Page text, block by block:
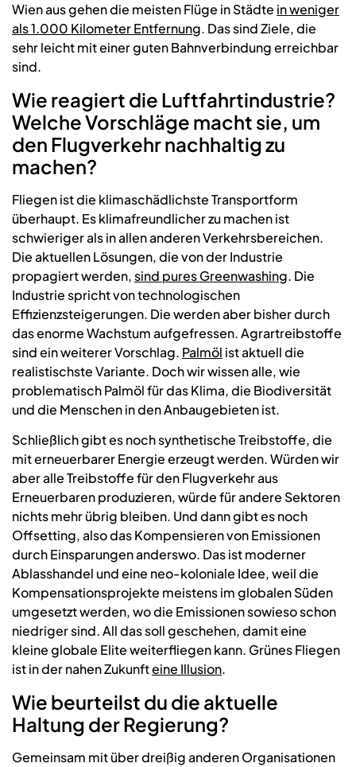
Wien aus gehen die meisten Flüge in Städte in weniger
als 1.000 Kilometer Entfernung. Das sind Ziele, die
sehr leicht mit einer guten Bahnverbindung erreichbar
sind.
Wie reagiert die Luftfahrtindustrie?
Welche Vorschläge macht sie, um
den Flugverkehr nachhaltig zu
machen?
Fliegen ist die klimaschädlichste Transportform
überhaupt. Es klimafreundlicher zu machen ist
schwieriger als in allen anderen Verkehrsbereichen.
Die aktuellen Lösungen, die von der Industrie
propagiert werden, sind pures Greenwashing. Die
Industrie spricht von technologischen
Effizienzsteigerungen. Die werden aber bisher durch
das enorme Wachstum aufgefressen. Agrartreibstoffe
sind ein weiterer Vorschlag. Palmöl ist aktuell die
realistischste Variante. Doch wir wissen alle, wie
problematisch Palmöl für das Klima, die Biodiversität
und die Menschen in den Anbaugebieten ist.
Schließlich gibt es noch synthetische Treibstoffe, die
mit erneuerbarer Energie erzeugt werden. Würden wir
aber alle Treibstoffe für den Flugverkehr aus
Erneuerbaren produzieren, würde für andere Sektoren
nichts mehr übrig bleiben. Und dann gibt es noch
Offsetting, also das Kompensieren von Emissionen
durch Einsparungen anderswo. Das ist moderner
Ablasshandel und eine neo-koloniale Idee, weil die
Kompensationsprojekte meistens im globalen Süden
umgesetzt werden, wo die Emissionen sowieso schon
niedriger sind. All das soll geschehen, damit eine
kleine globale Elite weiterfliegen kann. Grünes Fliegen
ist in der nahen Zukunfteine Illusion.
Wie beurteilst du die aktuelle
Haltung der Regierung?
Gemeinsam mit über dreißig anderen Organisationen